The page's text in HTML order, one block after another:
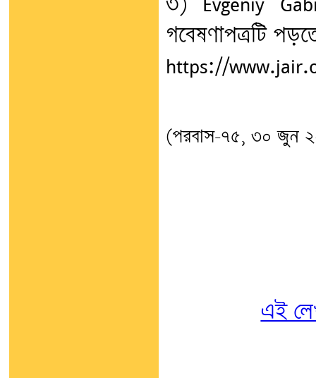
গবেষণাপত্রটি
https://
(পরবাস-৭৫, ৩০ জুন
এই